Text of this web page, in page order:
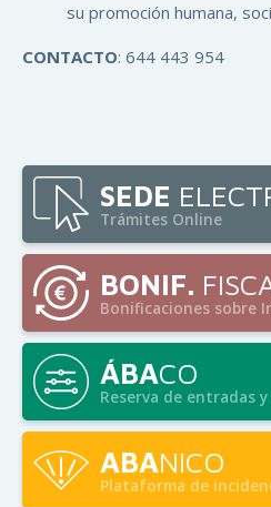
su promoción humana,
CONTACTO: 644 443 954
SEDE
Trámites Online
BONIF.
Bonificaciones sobre
ÁBACO
Reserva de entradas
ABANICO
Plataforma de